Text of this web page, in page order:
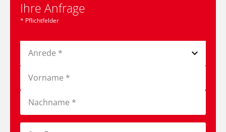
Ihre Anfrage
* Pflichtfelder